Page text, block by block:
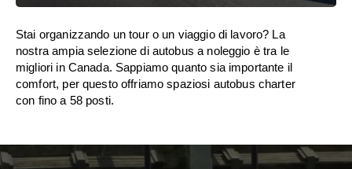
Stai organizzando un tour o un viaggio di lavoro? La
nostra ampia selezione di autobus a noleggio è tra le
migliori in Canada. Sappiamo quanto sia importante il
comfort, per questo offriamo spaziosi autobus charter
con fino a 58 posti.